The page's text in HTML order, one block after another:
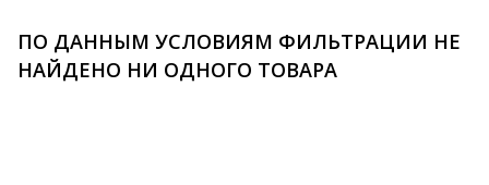
ПО ДАННЫМ УСЛОВИЯМ ФИЛЬТРАЦИИ НЕ
НАЙДЕНО НИ ОДНОГО ТОВАРА